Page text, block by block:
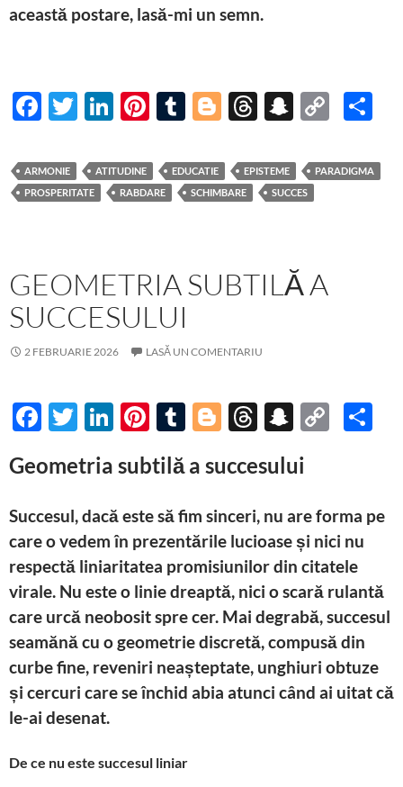
această postare, lasă-mi un semn.
F
e
b
k
T
itt
er
Li
k
e
Pi
er
es
T
m
bl
Bl
gg
er
T
e
a
S
a
p
at
C
p
y
ta
je
ARMONIE ATITUDINE EDUCATIE EPISTEME
PARADIGMA
PROSPERITATE
RABDARE SCHIMBARE SUCCES
GEOMETRIA SUBTILĂ A
SUCCESULUI
2 FEBRUARIE 2026 LASĂ UN COMENTARIU
F
e
o
o
k
T
itt
er
Li
k
e
dI
n
Pi
er
es
t
T
m
r
Bl
gg
T
e
ds
S
a
c
h
at
C
Li
n
k
az
Geometria subtilă a succesului
Succesul, dacă este să fim sinceri, nu are forma pe
care o vedem în prezentările lucioase și nici nu
respectă liniaritatea promisiunilor din citatele
virale. Nu este o linie dreaptă, nici o scară rulantă
care urcă neobosit spre cer. Mai degrabă, succesul
seamănă cu o geometrie discretă, compusă din
curbe fine, reveniri neașteptate, unghiuri obtuze
și cercuri care se închid abia atunci când ai uitat că
le-ai desenat.
De ce nu este succesul liniar